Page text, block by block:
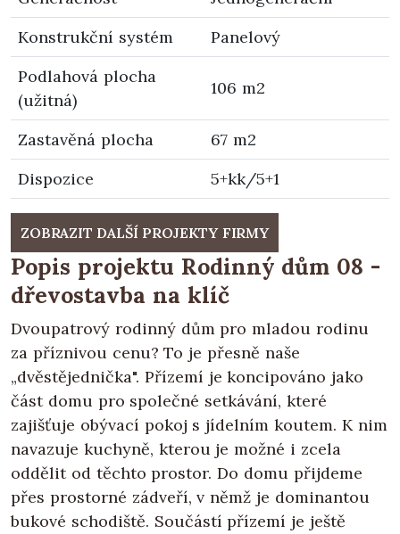
Konstrukční systém
Panelový
Podlahová plocha
(užitná)
106 m2
Zastavěná plocha
67 m2
Dispozice
5+kk/5+1
ZOBRAZIT DALŠÍ PROJEKTY FIRMY
Popis projektu Rodinný dům 08 -
dřevostavba na klíč
Dvoupatrový rodinný dům pro mladou rodinu
za příznivou cenu? To je přesně naše
„dvěstějednička". Přízemí je koncipováno jako
část domu pro společné setkávání, které
zajišťuje obývací pokoj s jídelním koutem. K nim
navazuje kuchyně, kterou je možné i zcela
oddělit od těchto prostor. Do domu přijdeme
přes prostorné zádveří, v němž je dominantou
bukové schodiště. Součástí přízemí je ještě